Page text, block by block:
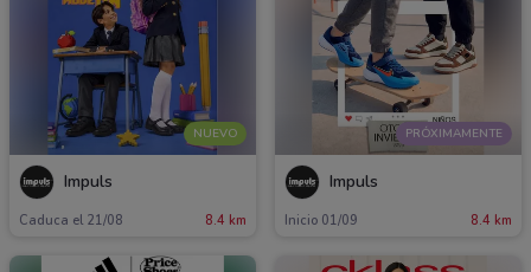
NUEVO
Impuls
Caduca el 21/08 8.4 km
PRÓXIMAMENTE
Impuls
Inicio 01/09 8.4 km